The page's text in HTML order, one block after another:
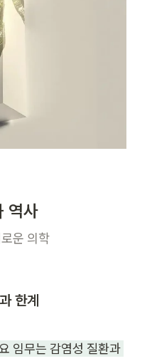
역사
운 의학
한계
임무는 감염성 질환과